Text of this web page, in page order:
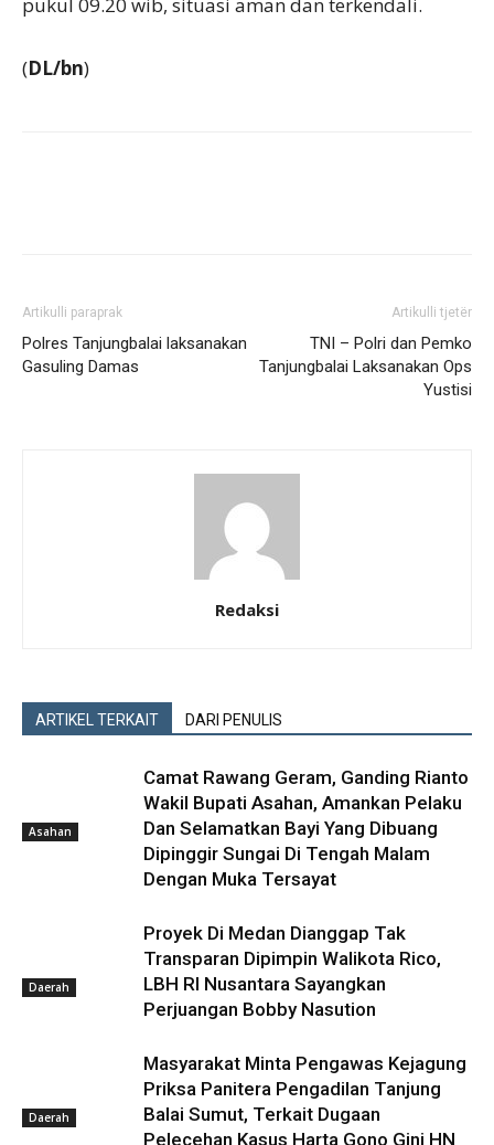
(DL/bn)
Artikulli paraprak
Polres Tanjungbalai laksanakan
Gasuling Damas
Artikulli tjetër
TNI – Polri dan Pemko
Tanjungbalai Laksanakan Ops
Yustisi
Redaksi
ARTIKEL TERKAIT DARI PENULIS
Asahan
Camat Rawang Geram, Ganding Rianto
Wakil Bupati Asahan, Amankan Pelaku
Dan Selamatkan Bayi Yang Dibuang
Dipinggir Sungai Di Tengah Malam
Dengan Muka Tersayat
Daerah
Proyek Di Medan Dianggap Tak
Transparan Dipimpin Walikota Rico,
LBH RI Nusantara Sayangkan
Perjuangan Bobby Nasution
Daerah
Masyarakat Minta Pengawas Kejagung
Priksa Panitera Pengadilan Tanjung
Balai Sumut, Terkait Dugaan
Pelecehan Kasus Harta Gono Gini HN